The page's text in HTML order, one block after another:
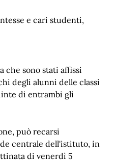
e cari studenti,
che sono stati affissi
degli alunni delle classi
di entrambi gli
può recarsi
centrale dell'istituto, in
di venerdì 5